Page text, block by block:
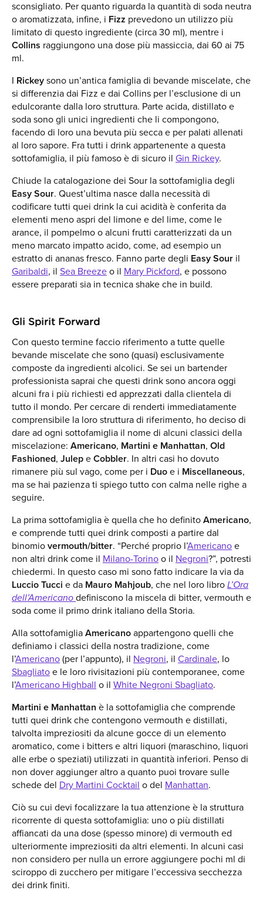
sconsigliato. Per quanto riguarda la quantità di soda neutra
o aromatizzata, infine, i Fizz prevedono un utilizzo più
limitato di questo ingrediente (circa 30 ml), mentre i
Collins raggiungono una dose più massiccia, dai 60 ai 75
ml.
I Rickeysono un’antica famiglia di bevande miscelate, che
si differenzia dai Fizz e dai Collins per l’esclusione di un
edulcorante dalla loro struttura. Parte acida, distillato e
soda sono gli unici ingredienti che li compongono,
facendo di loro una bevuta più secca e per palati allenati
al loro sapore. Fra tutti i drink appartenente a questa
sottofamiglia, il più famoso è di sicuro il Gin Rickey.
Chiude la catalogazione dei Sour la sottofamiglia degli
Easy Sour. Quest’ultima nasce dalla necessità di
codificare tutti quei drink la cui acidità è conferita da
elementi meno aspri del limone e del lime, come le
arance, il pompelmo o alcuni frutti caratterizzati da un
meno marcato impatto acido, come, ad esempio un
estratto di ananas fresco. Fanno parte degli Easy Sour il
Garibaldi, il Sea Breezeo il Mary Pickford, e possono
essere preparati sia in tecnica shake che in build.
Gli Spirit Forward
Con questo termine faccio riferimento a tutte quelle
bevande miscelate che sono (quasi) esclusivamente
composte da ingredienti alcolici. Se sei un bartender
professionista saprai che questi drink sono ancora oggi
alcuni fra i più richiesti ed apprezzati dalla clientela di
tutto il mondo. Per cercare di renderti immediatamente
comprensibile la loro struttura di riferimento, ho deciso di
dare ad ogni sottofamiglia il nome di alcuni classici della
miscelazione: Americano, Martini e Manhattan, Old
Fashioned, JulepeCobbler. In altri casi ho dovuto
rimanere più sul vago, come per i Duoe i Miscellaneous,
ma se hai pazienza ti spiego tutto con calma nelle righe a
seguire.
La prima sottofamiglia è quella che ho definitoAmericano,
e comprende tutti quei drink composti a partire dal
binomiovermouth/bitter. “Perché proprio l’Americanoe
non altri drink come il Milano-Torinoo il Negroni?”, potresti
chiedermi. In questo caso mi sono fatto indicare la via da
Luccio Tucci e da Mauro Mahjoub, che nel loro libroL’Ora
dell’Americanodefiniscono la miscela di bitter, vermouth e
soda come il primo drink italiano della Storia.
Alla sottofamigliaAmericanoappartengono quelli che
definiamo i classici della nostra tradizione, come
l’Americano(per l’appunto), il Negroni, il Cardinale, lo
Sbagliatoe le loro rivisitazioni più contemporanee, come
l’Americano Highball o il White Negroni Sbagliato.
Martini e Manhattan è la sottofamiglia che comprende
tutti quei drink che contengono vermouth e distillati,
talvolta impreziositi da alcune gocce di un elemento
aromatico, come i bitters e altri liquori (maraschino, liquori
alle erbe o speziati) utilizzati in quantità inferiori. Penso di
non dover aggiunger altro a quanto puoi trovare sulle
schede del Dry Martini Cocktail o del Manhattan.
Ciò su cui devi focalizzare la tua attenzione è la struttura
ricorrente di questa sottofamiglia: uno o più distillati
affiancati da una dose (spesso minore) di vermouth ed
ulteriormente impreziositi da altri elementi. In alcuni casi
non considero per nulla un errore aggiungere pochi ml di
sciroppo di zucchero per mitigare l’eccessiva secchezza
dei drink finiti.